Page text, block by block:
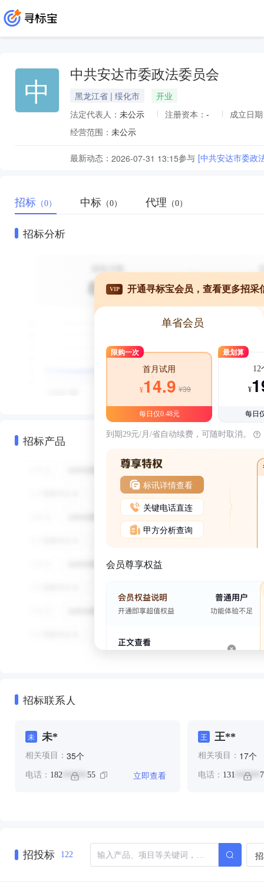
中 中共安达市委政法委员会
黑龙江省 | 绥化市
开业
法定代表人： 未公示 注册资本： -
成立日
经营范围： 未公示
最新动态： 2026-07-31 13:15参与 [中共安达市委政
招标 （0） 中标 （0） 代理 （0）
招标分析
招标产品
VIP 开通寻标宝会员，查看更多招采
单省会员
限购一次
首月试用
¥14.9 ¥39
每日仅0.48元
最划算
12
¥
每日
到期29元/月/省自动续费，可随时取消。
标讯详情查看
关键电话直连
甲方分析查询
会员尊享权益
招标联系人
未 未*
相关项目： 35个
电话： 182 ****** 55 立即查看
王 王**
相关项目： 17个
电话： 131 ******
招投标 122